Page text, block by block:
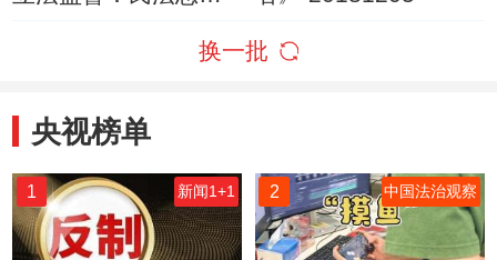
换一批
央视榜单
1 新闻1+1 2 中国法治观察